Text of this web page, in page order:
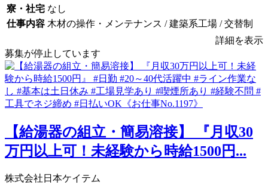
寮・社宅 なし
仕事内容 木材の操作・メンテナンス / 建築系工場 / 交替制
詳細を表示
募集が停止しています
【給湯器の組立・簡易溶接】 『月収30
万円以上可！未経験から時給1500円...
株式会社日本ケイテム